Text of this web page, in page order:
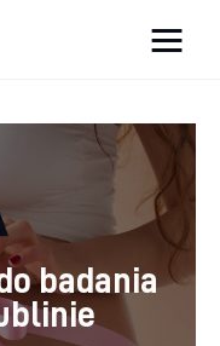
badania